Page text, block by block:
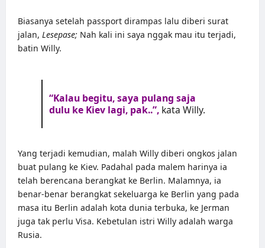
Biasanya setelah passport dirampas lalu diberi surat
jalan, Lesepase; Nah kali ini saya nggak mau itu terjadi,
batin Willy.
“Kalau begitu, saya pulang saja
dulu ke Kiev lagi, pak..”,kata Willy.
Yang terjadi kemudian, malah Willy diberi ongkos jalan
buat pulang ke Kiev. Padahal pada malem harinya ia
telah berencana berangkat ke Berlin. Malamnya, ia
benar-benar berangkat sekeluarga ke Berlin yang pada
masa itu Berlin adalah kota dunia terbuka, ke Jerman
juga tak perlu Visa. Kebetulan istri Willy adalah warga
Rusia.